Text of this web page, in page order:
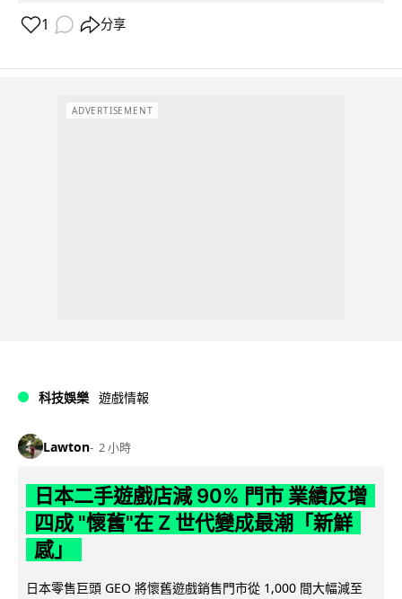
1 分享
ADVERTISEMENT
科技娛樂 遊戲情報
Lawton 2 小時
日本二手遊戲店減 90% 門市 業績反增
四成 "懷舊"在 Z 世代變成最潮「新鮮
感」
日本零售巨頭 GEO 將懷舊遊戲銷售門市從 1,000 間大幅減至